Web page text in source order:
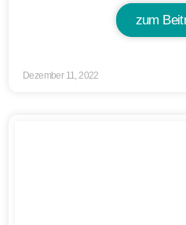
zum
Dezember 11, 2022